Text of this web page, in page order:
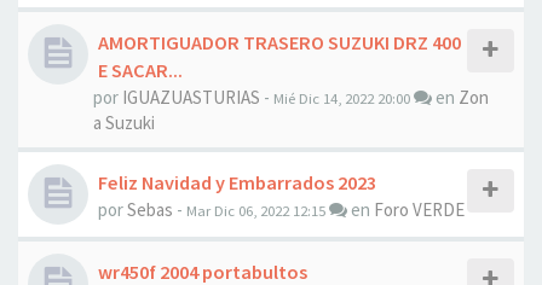
AMORTIGUADOR TRASERO SUZUKI DRZ 400
E SACAR...
por IGUAZUASTURIAS - Mié Dic 14, 2022 20:00 en Zon
a Suzuki
Feliz Navidad y Embarrados 2023
porSebas - Mar Dic 06, 2022 12:15 en Foro VERDE
wr450f 2004 portabultos